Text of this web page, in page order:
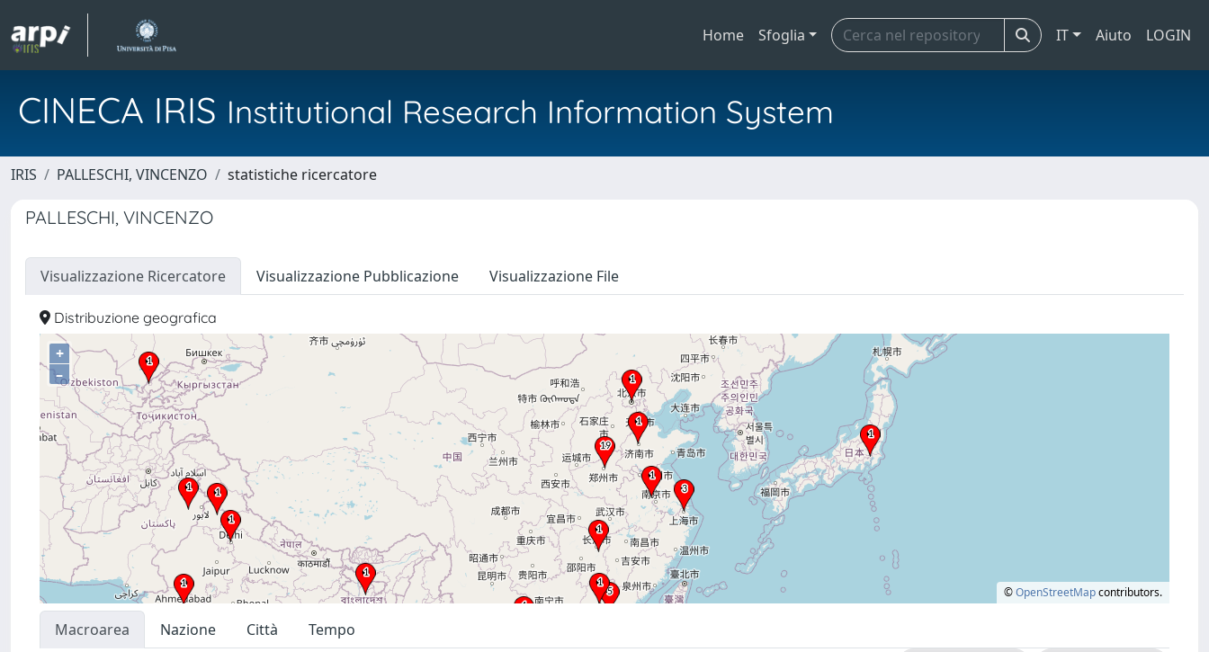
Home Sfoglia IT Aiuto LOGIN
CINECA IRIS Institutional Research Information System
IRIS PALLESCHI, VINCENZO statistiche ricercatore
PALLESCHI, VINCENZO
Visualizzazione Ricercatore Visualizzazione Pubblicazione Visualizzazione File
Distribuzione geografica
+
–
©OpenStreetMapcontributors.
Macroarea Nazione Città
Tempo